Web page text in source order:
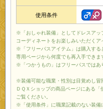
使用条件
※「おしゃれ装備」としてドレスアッ
コーディネートをお楽しみいただくア
※「フリーパスアイテム」は購入する
専用ページから何度でも再入手できま
※「つかうもの」はフリーパスではあ
※装備可能な職業・性別は目覚めし冒
ＤＱＸショップの商品ページにある「
ご覧ください。
※「使用条件」に職業記載のない装備